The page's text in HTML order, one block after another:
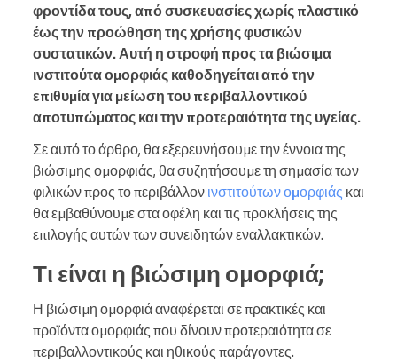
φροντίδα τους, από συσκευασίες χωρίς πλαστικό
έως την προώθηση της χρήσης φυσικών
συστατικών. Αυτή η στροφή προς τα βιώσιμα
ινστιτούτα ομορφιάς καθοδηγείται από την
επιθυμία για μείωση του περιβαλλοντικού
αποτυπώματος και την προτεραιότητα της υγείας.
Σε αυτό το άρθρο, θα εξερευνήσουμε την έννοια της
βιώσιμης ομορφιάς, θα συζητήσουμε τη σημασία των
φιλικών προς το περιβάλλον ινστιτούτων ομορφιάς και
θα εμβαθύνουμε στα οφέλη και τις προκλήσεις της
επιλογής αυτών των συνειδητών εναλλακτικών.
Τι είναι η βιώσιμη ομορφιά;
Η βιώσιμη ομορφιά αναφέρεται σε πρακτικές και
προϊόντα ομορφιάς που δίνουν προτεραιότητα σε
περιβαλλοντικούς και ηθικούς παράγοντες.